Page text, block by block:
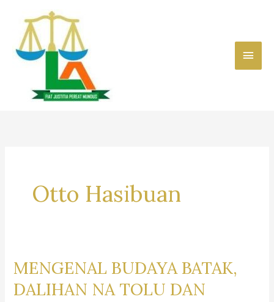
content
Main
Otto Hasibuan
MENGENAL BUDAYA BATAK,
DALIHAN NA TOLU DAN